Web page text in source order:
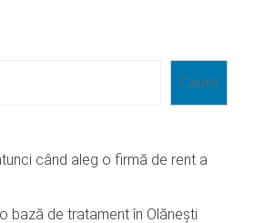
Caută
când aleg o firmă de rent a
bază de tratament în Olănești